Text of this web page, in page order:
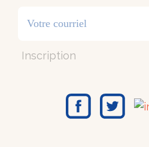
Inscription